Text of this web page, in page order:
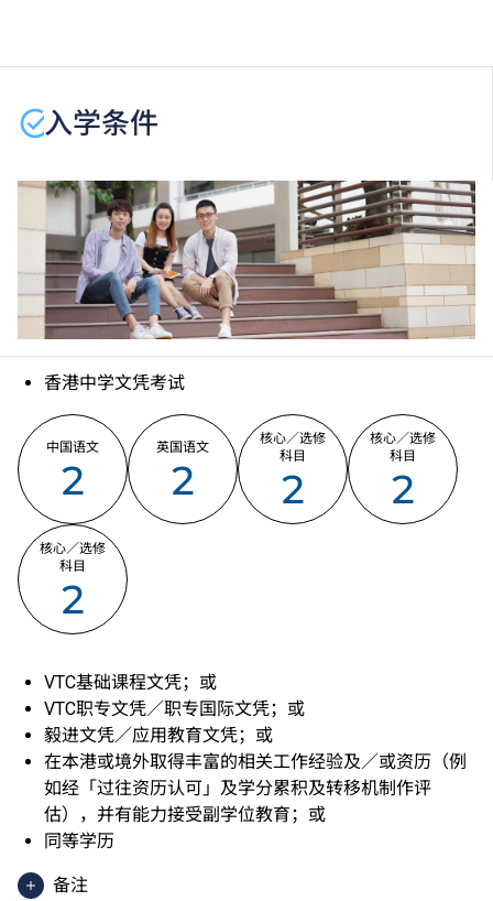
学生或须于其他VTC院校上课。VTC可因应情况取消任
分校／上课地点。
入学条件
香港中学文凭考试
中国语文
2
英国语文
2
核心／选修
科目
2
核心／选修
科目
2
核心／选修
科目
2
VTC基础课程文凭；或
VTC职专文凭／职专国际文凭；或
毅进文凭／应用教育文凭；或
在本港或境外取得丰富的相关工作经验及／或资历（例
如经「过往资历认可」及学分累积及转移机制作评
估），并有能力接受副学位教育；或
同等学历
备注